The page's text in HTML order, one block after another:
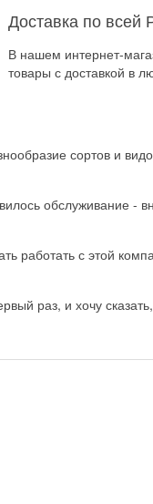
Доставка по всей
В нашем интернет-
товары с доставкой в
сортов и
обслуживание
с этой
раз, и хочу